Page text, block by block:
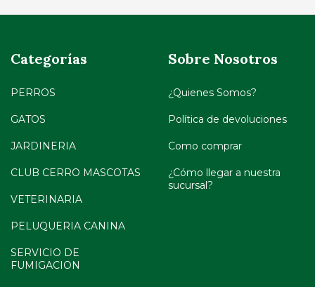
Categorías
PERROS
GATOS
JARDINERIA
CLUB CERRO MASCOTAS
VETERINARIA
PELUQUERIA CANINA
SERVICIO DE
FUMIGACION
Sobre Nosotros
¿Quienes Somos?
Política de devoluciones
Como comprar
¿Cómo llegar a nuestra
sucursal?